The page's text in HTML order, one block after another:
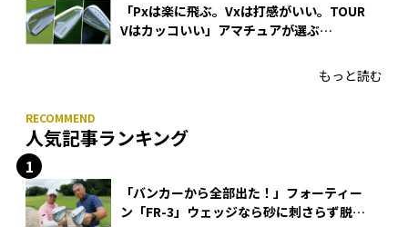
「Pxは楽に飛ぶ。Vxは打感がいい。TOUR
Vはカッコいい」アマチュアが選ぶ
もっと読む
人気記事ランキング
「バンカーから全部出た！」フォーティー
ン「FR-3」ウェッジなら砂に刺さらず脱出